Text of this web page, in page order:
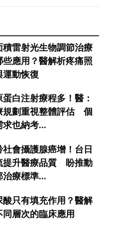
積雷射光生物調節治療
些應用？醫解析疼痛照
運動恢復
蛋白注射療程多！醫：
規劃重視整體評估 個
求也納考...
社會攝護腺癌增！台日
提升醫療品質 盼推動
治療標準...
酸只有填充作用？醫解
同層次的臨床應用